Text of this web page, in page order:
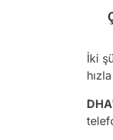
İki